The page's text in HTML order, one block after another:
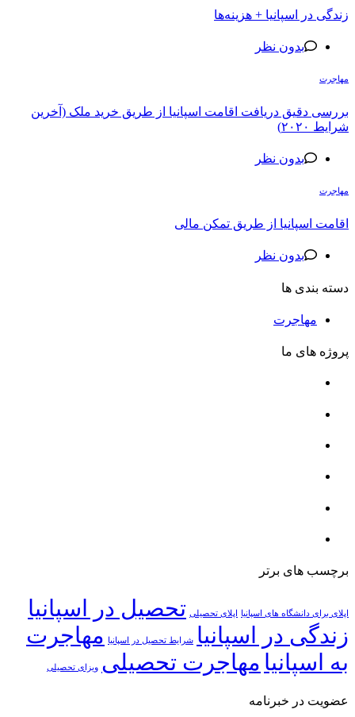
زندگی در اسپانیا + هزینه‌ها
بدون نظر
مهاجرت
بررسی دقیق دریافت اقامت اسپانیا از طریق خرید ملک (آخرین
شرایط ۲۰۲۰)
بدون نظر
مهاجرت
اقامت اسپانیا از طریق تمکن مالی
بدون نظر
دسته بندی ها
مهاجرت
پروژه های ما
برچسب های برتر
اپلای برای دانشگاه های اسپانیا اپلای تحصیلی تحصیل در اسپانیا
زندگی در اسپانیا شرایط تحصیل در اسپانیا
مهاجرت
به اسپانیا مهاجرت تحصیلی ویزای تحصیلی
عضویت در خبرنامه